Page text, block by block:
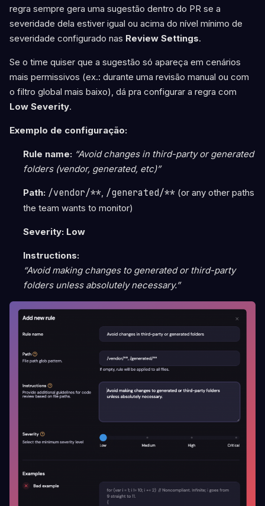
regra sempre gera uma sugestão dentro do PR se a
severidade dela estiver igual ou acima do nível mínimo de
severidade configurado nas Review Settings.
Se o time quiser que a sugestão só apareça em cenários
mais permissivos (ex.: durante uma revisão manual ou com
o filtro global mais baixo), dá pra configurar a regra com
Low Severity.
Exemplo de configuração:
Rule name: “Avoid changes in third-party or generated
folders (vendor, generated, etc)”
Path: /vendor/**, /generated/**(or any other paths
the team wants to monitor)
Severity: Low
Instructions:
“Avoid making changes to generated or third-party
folders unless absolutely necessary.”